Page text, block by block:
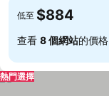
低至 $884
查看 8 個網站的價格
熱門選擇